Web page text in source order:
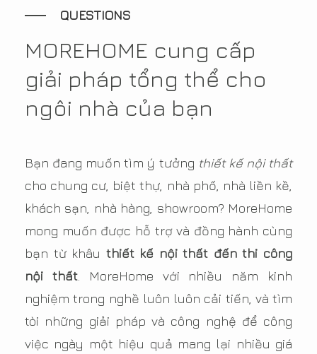
QUESTIONS
MOREHOME cung cấp
giải pháp tổng thể cho
ngôi nhà của bạn
Bạn đang muốn tìm ý tưởng thiết kế nội thất
cho chung cư, biệt thự, nhà phố, nhà liền kề,
khách sạn, nhà hàng, showroom? MoreHome
mong muốn được hỗ trợ và đồng hành cùng
bạn từ khâu thiết kế nội thất đến thi công
nội thất. MoreHome với nhiều năm kinh
nghiệm trong nghề luôn luôn cải tiến, và tìm
tòi những giải pháp và công nghệ để công
việc ngày một hiệu quả mang lại nhiều giá